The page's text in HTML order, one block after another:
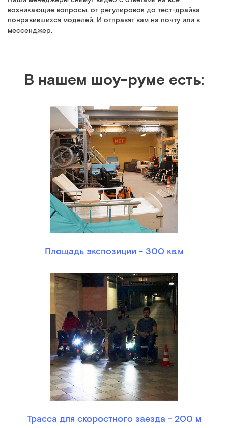
возникающие вопросы, от регулировок до тест-драйва
понравившихся моделей. И отправят вам на почту или в
мессенджер.
В нашем шоу-руме есть:
Площадь экспозиции - 300 кв.м
Трасса для скоростного заезда - 200 м